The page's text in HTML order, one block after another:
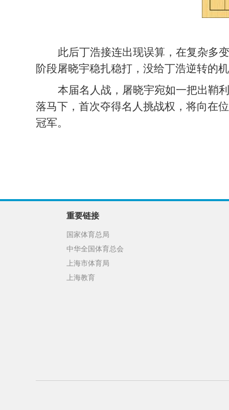
此后丁浩接连出现误算，在复杂多
阶段屠晓宇稳扎稳打，没给丁浩逆转的
本届名人战，屠晓宇宛如一把出鞘
落马下，首次夺得名人挑战权，将向在
冠军。
重要链接
国家体育总局
中华全国体育总会
上海市体育局
上海教育